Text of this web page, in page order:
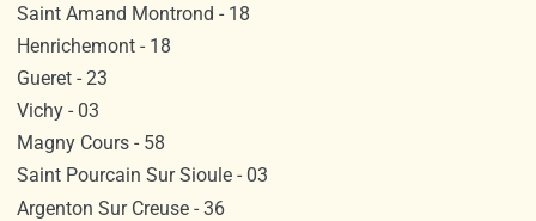
Saint Amand Montrond - 18
Henrichemont - 18
Gueret - 23
Vichy - 03
Magny Cours - 58
Saint Pourcain Sur Sioule - 03
Argenton Sur Creuse - 36